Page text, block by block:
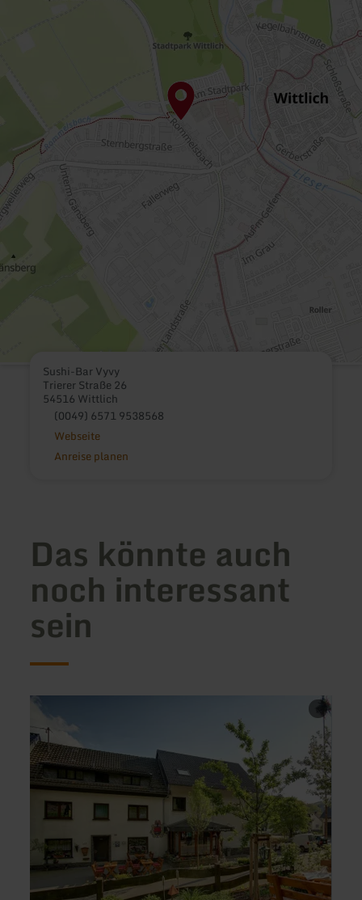
Sushi-Bar Vyvy
Trierer Straße 26
54516 Wittlich
(0049) 6571 9538568
Webseite
Anreise planen
Das könnte auch
noch interessant
sein
mehr
erfahren
zu:
Restaurant
im
Landgasthaus
"Zum
Wiesengrund"